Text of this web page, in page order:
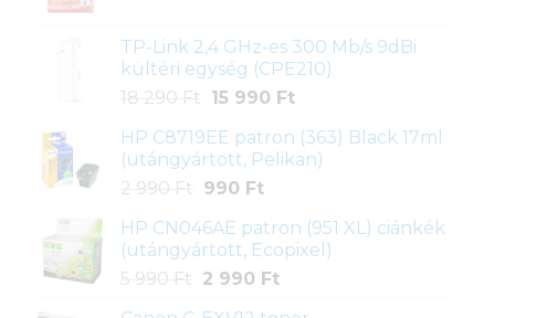
4
690 Ft.
990 Ft.
TP-Link 2,4 GHz-es 300 Mb/s 9dBi
kültéri egység (CPE210)
18 290 Ft
Original
was:
18
290 Ft.
15 990 FtCurrent
is:
15
HP C8719EE patron (363) Black 17ml
(utángyártott, Pelikan)
2 990 Ft
Original
was:
2
990 Ft.
990 FtCurrent
is:
990 Ft.
HP CN046AE patron (951 XL) ciánkék
(utángyártott, Ecopixel)
5 990 Ft
Original
2 990 FtCurrent